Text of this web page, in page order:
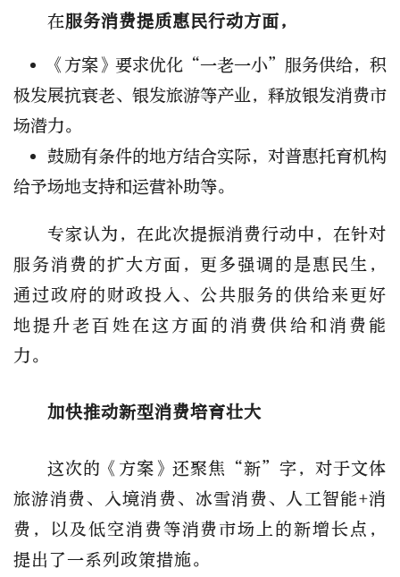
在服务消费提质惠民行动方面，
《方案》要求优化“一老一小”服务供给，积
极发展抗衰老、银发旅游等产业，释放银发消费市
场潜力。
鼓励有条件的地方结合实际，对普惠托育机构
给予场地支持和运营补助等。
专家认为，在此次提振消费行动中，在针对
服务消费的扩大方面，更多强调的是惠民生，
通过政府的财政投入、公共服务的供给来更好
地提升老百姓在这方面的消费供给和消费能
力。
加快推动新型消费培育壮大
这次的《方案》还聚焦“新”字，对于文体
旅游消费、入境消费、冰雪消费、人工智能+消
费，以及低空消费等消费市场上的新增长点，
提出了一系列政策措施。